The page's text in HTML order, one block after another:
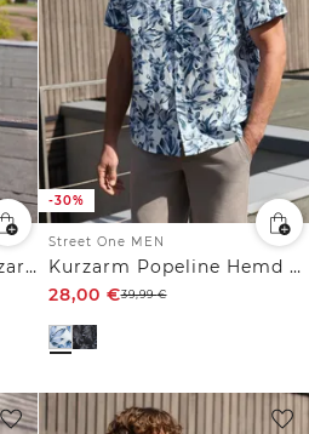
Bedford Hemd mit Kurzarm und Tasche
-30%
Street One MEN
Kurzarm Popeline Hemd mit Print
28,00 €39,99€